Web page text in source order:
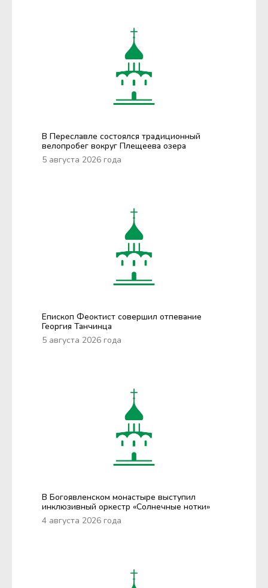
В Переславле состоялся традиционный
велопробег вокруг Плещеева озера
5 августа 2026 года
Епископ Феоктист совершил отпевание
Георгия Танчинца
5 августа 2026 года
В Богоявленском монастыре выступил
инклюзивный оркестр «Солнечные нотки»
4 августа 2026 года